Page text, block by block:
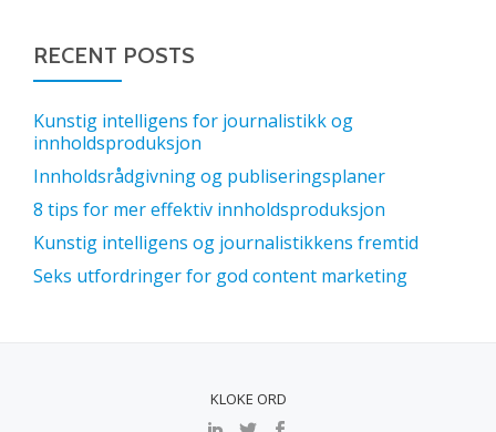
RECENT POSTS
Kunstig intelligens for journalistikk og
innholdsproduksjon
Innholdsrådgivning og publiseringsplaner
8 tips for mer effektiv innholdsproduksjon
Kunstig intelligens og journalistikkens fremtid
Seks utfordringer for god content marketing
KLOKE ORD